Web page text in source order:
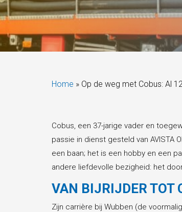
Home » Op de weg met Cobus: Al
Cobus, een 37-jarige vader en
passie in dienst gesteld van AVISTA
een baan; het is een hobby en een
andere liefdevolle bezigheid: het
VAN BIJRIJDER TOT
Zijn carrière bij Wubben (de